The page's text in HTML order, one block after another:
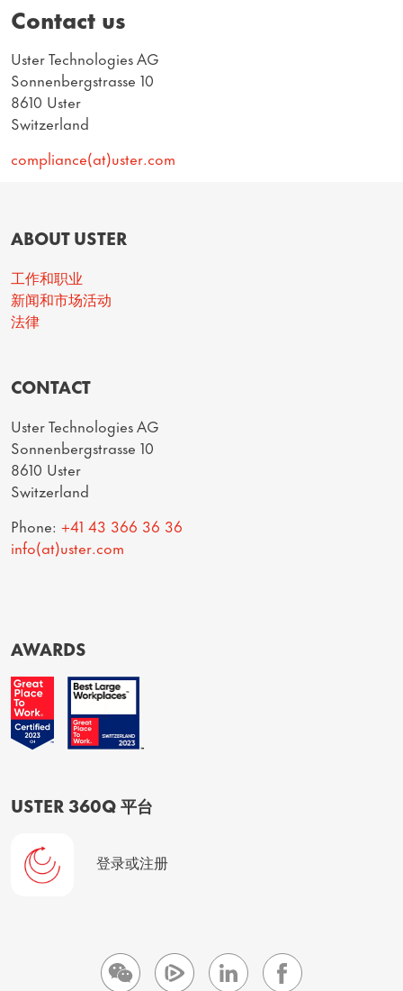
Contact us
Uster Technologies AG
Sonnenbergstrasse 10
8610 Uster
Switzerland
compliance(at)uster.com
ABOUT USTER
工作和职业
新闻和市场活动
法律
CONTACT
Uster Technologies AG
Sonnenbergstrasse 10
8610 Uster
Switzerland
Phone: +41 43 366 36 36
info(at)uster.com
AWARDS
USTER 360Q 平台
登录或注册